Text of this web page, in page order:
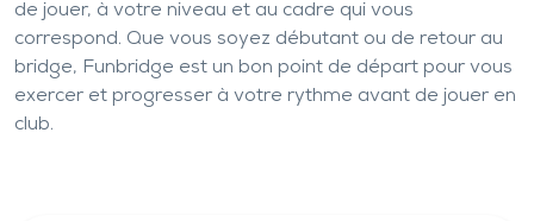
de jouer, à votre niveau et au cadre qui vous
correspond. Que vous soyez débutant ou de retour au
bridge, Funbridge est un bon point de départ pour vous
exercer et progresser à votre rythme avant de jouer en
club.